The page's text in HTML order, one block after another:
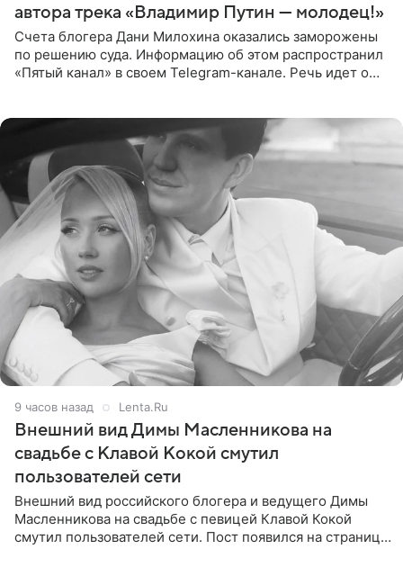
автора трека «Владимир Путин — молодец!»
Счета блогера Дани Милохина оказались заморожены
по решению суда. Информацию об этом распространил
«Пятый канал» в своем Telegram-канале. Речь идет о
9 часов назад Lenta.Ru
Внешний вид Димы Масленникова на
свадьбе с Клавой Кокой смутил
пользователей сети
Внешний вид российского блогера и ведущего Димы
Масленникова на свадьбе с певицей Клавой Кокой
смутил пользователей сети. Пост появился на странице